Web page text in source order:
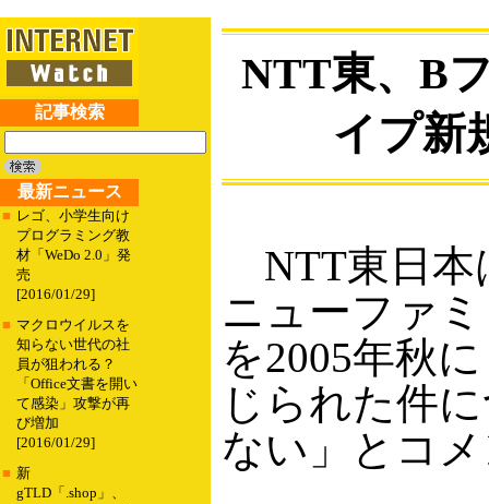
記事検索
最新ニュース
■ レゴ、小学生向け
プログラミング教
材「WeDo 2.0」発
売
[2016/01/29]
■ マクロウイルスを
知らない世代の社
員が狙われる？
「Office文書を開い
て感染」攻撃が再
び増加
[2016/01/29]
■ 新
gTLD「.shop」、
NTT東、B
イプ新
NTT東日本
ニューファ
を2005年秋
じられた件
ない」とコ